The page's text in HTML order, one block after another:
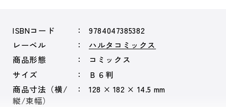
ISBNコード
9784047385382
レーベル
ハルタコミックス
商品形態
コミックス
サイズ
Ｂ６判
商品寸法（横/
縦/束幅）
128 × 182 × 14.5 mm